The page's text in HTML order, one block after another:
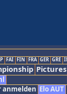
FAI FIN FRA GER GRE
Pictures
anmelden Elo AUT